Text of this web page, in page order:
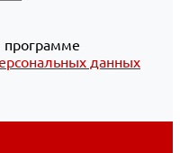
программе
данных